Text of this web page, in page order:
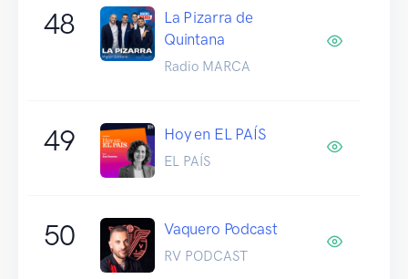
48
La Pizarra de
Quintana
Radio MARCA
49 Hoy en EL PAÍS
EL PAÍS
50 Vaquero Podcast
RV PODCAST